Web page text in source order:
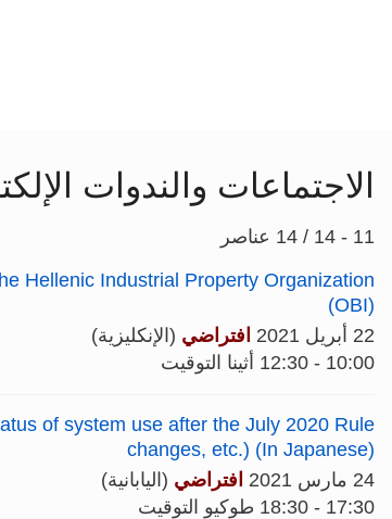
الاجتماعات والندوات
11 - 14 / 14 عناصر
Hellenic Industrial Property Organization
(OBI)
22 أبريل 2021
افتراضي (الإنكليزية)
10:00 - 12:30 أثينا التوقيت
of system use after the July 2020 Rule
changes, etc.) (In Japanese)
24 مارس 2021
افتراضي (اليابانية)
17:30 - 18:30 طوكيو التوقيت